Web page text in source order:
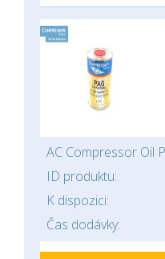
AC Compressor Oil
ID produktu:
K dispozici:
Čas dodávky: